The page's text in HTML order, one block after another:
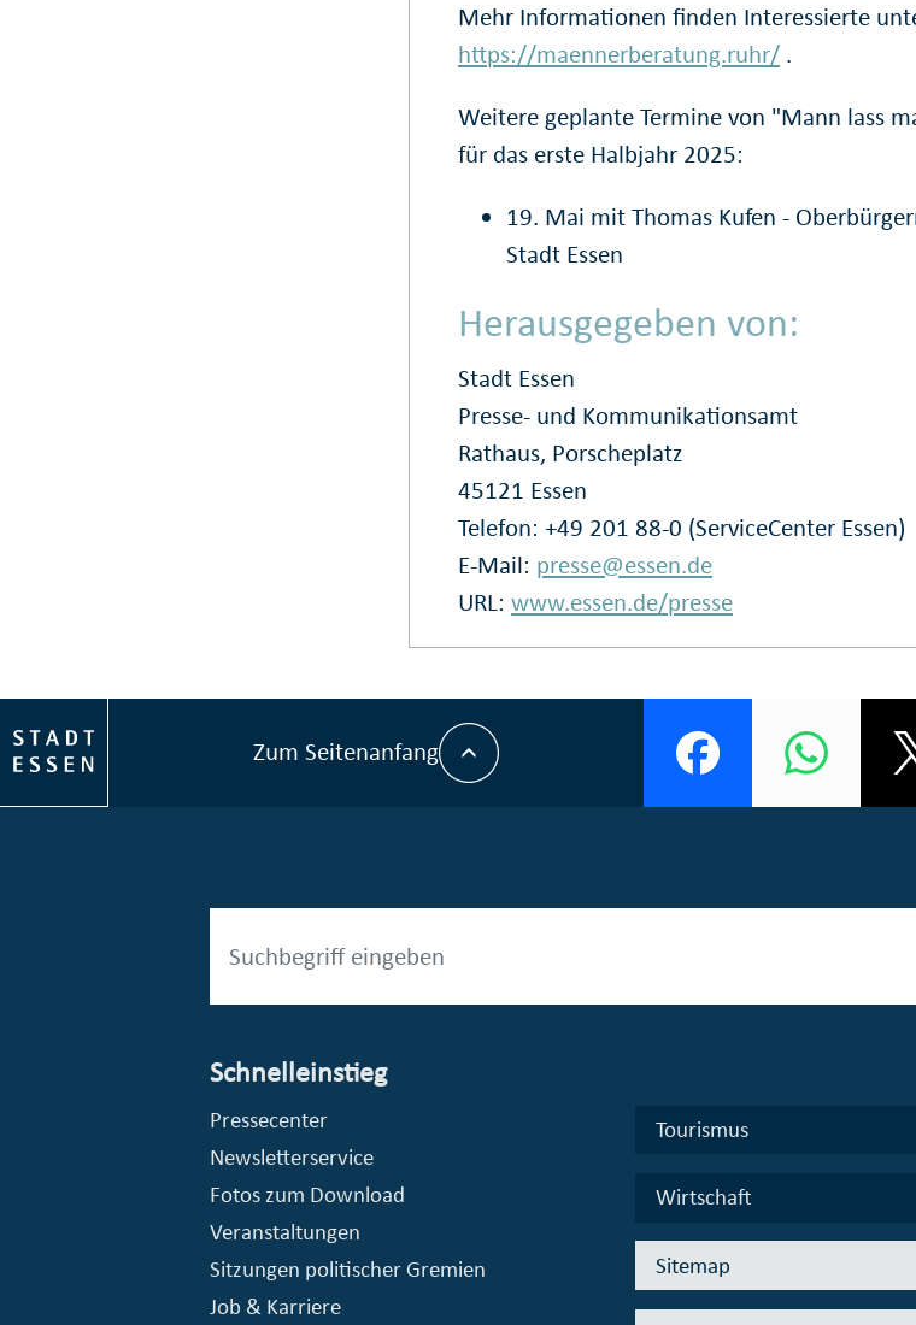
Mehr Informationen finden Interessierte
https://maennerberatung.ruhr/ .
Weitere geplante Termine von "Mann lass
für das erste Halbjahr 2025:
19. Mai mit Thomas Kufen -
Stadt Essen
Herausgegeben von:
Stadt Essen
Presse- und Kommunikationsamt
Rathaus, Porscheplatz
45121 Essen
Telefon: +49 201 88-0 (ServiceCenter Essen)
E-Mail: presse@essen.de
URL:www.essen.de/presse
Zum Seitenanfang
Schnelleinstieg
Pressecenter
Newsletterservice
Fotos zum Download
Veranstaltungen
Sitzungen politischer Gremien
Job & Karriere
Tourismus
Wirtschaft
Sitemap
© Stadt Essen, Presse- und Kommunikationsamt